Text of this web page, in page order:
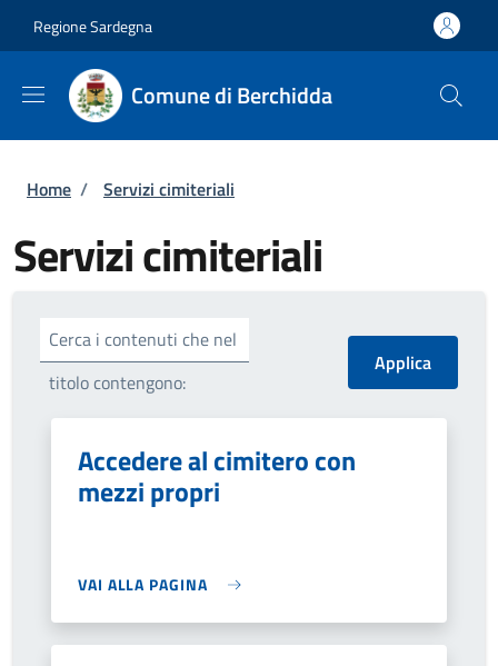
Regione Sardegna
Comune di Berchidda
Briciole di pane
Home / Servizi cimiteriali
Servizi cimiteriali
Cerca i contenuti che nel
titolo contengono:
Accedere al cimitero con
mezzi propri
VAI ALLA PAGINA